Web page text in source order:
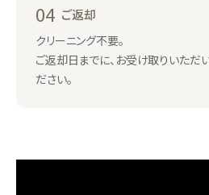
04 ご返却
クリーニング不要。
ご返却日までに、お受け取りいただ
ださい。